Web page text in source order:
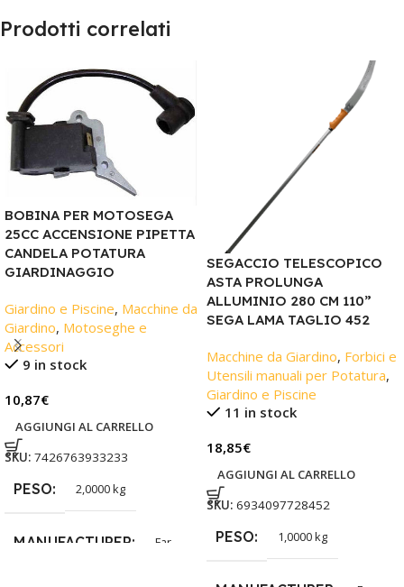
Prodotti correlati
BOBINA PER MOTOSEGA
25CC ACCENSIONE PIPETTA
CANDELA POTATURA
GIARDINAGGIO
Giardino e Piscine, Macchine da
Giardino, Motoseghe e
Accessori
9 in stock
10,87€
AGGIUNGI AL CARRELLO
SKU: 7426763933233
PESO 2,0000 kg
MANUFACTURER Far
SEGACCIO TELESCOPICO
ASTA PROLUNGA
ALLUMINIO 280 CM 110”
SEGA LAMA TAGLIO 452
Macchine da Giardino, Forbici e
Utensili manuali per Potatura,
Giardino e Piscine
11 in stock
18,85€
AGGIUNGI AL CARRELLO
SKU: 6934097728452
PESO 1,0000 kg